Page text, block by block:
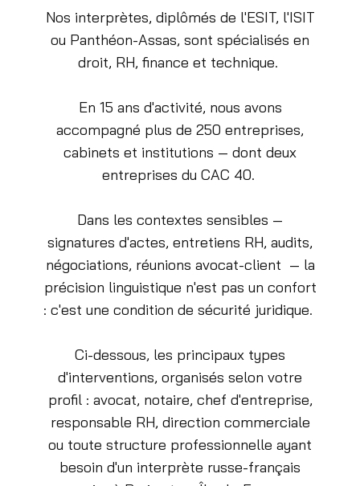
Nos interprètes, diplômés de l'ESIT, l'ISIT
ou Panthéon-Assas, sont spécialisés en
droit, RH, finance et technique.
En 15 ans d'activité, nous avons
accompagné plus de 250 entreprises,
cabinets et institutions — dont deux
entreprises du CAC 40.
Dans les contextes sensibles —
signatures d'actes, entretiens RH, audits,
négociations, réunions avocat-client — la
précision linguistique n'est pas un confort
: c'est une condition de sécurité juridique.
Ci-dessous, les principaux types
d'interventions, organisés selon votre
profil : avocat, notaire, chef d'entreprise,
responsable RH, direction commerciale
ou toute structure professionnelle ayant
besoin d'un interprète russe-français